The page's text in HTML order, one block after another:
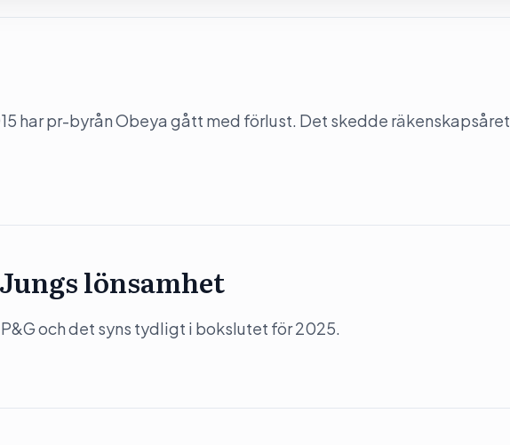
har pr-byrån Obeya gått med förlust. Det skedde räkenskapsåret
lönsamhet
och det syns tydligt i bokslutet för 2025.